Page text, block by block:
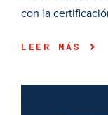
con la
LEER MÁS